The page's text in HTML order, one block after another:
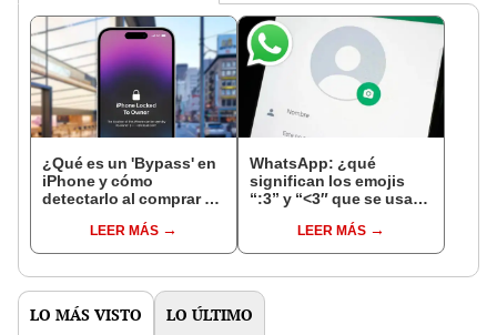
¿Qué es un 'Bypass' en
iPhone y cómo
detectarlo al comprar un
LEER MÁS
WhatsApp: ¿qué
significan los emojis
“:3” y “<3″ que se usan
LEER MÁS
LO MÁS VISTO LO ÚLTIMO